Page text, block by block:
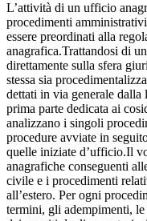
L’attività di un ufficio
procedimenti
essere preordinati alla
anagrafica.Trattandosi di
direttamente sulla sfera
stessa sia
dettati in via generale
prima parte dedicata ai
analizzano i singoli
procedure avviate in
quelle iniziate d’ufficio.Il
anagrafiche conseguenti
civile e i procedimenti
all’estero. Per ogni
termini, gli adempimenti,